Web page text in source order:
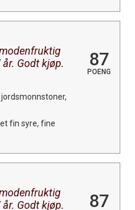
Godt kjøp.
87
POENG
jordsmonnstoner,
fin syre, fine
Godt kjøp.
87